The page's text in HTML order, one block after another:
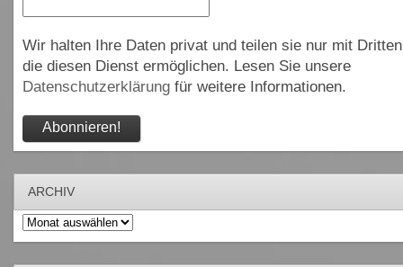
Wir halten Ihre Daten privat und teilen sie nur mit
die diesen Dienst ermöglichen. Lesen Sie unsere
Datenschutzerklärungfür weitere Informationen.
ARCHIV
Archiv